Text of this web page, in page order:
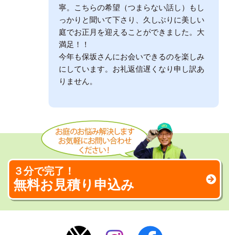
寧。こちらの希望（つまらない話し）もし
っかりと聞いて下さり、久しぶりに美しい
庭でお正月を迎えることができました。大
満足！！
今年も保坂さんにお会いできるのを楽しみ
にしています。お礼返信遅くなり申し訳あ
りません。
３分で完了！
無料お見積り申込み